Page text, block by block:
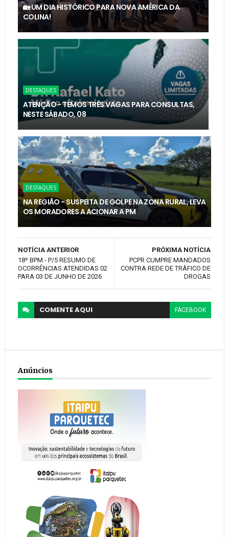
🏡 UM DIA HISTÓRICO PARA NOVA AMÉRICA DA
COLINA!
DESTAQUES
ATENÇÃO - TEMOS TRÊS VAGAS PARA CONSULTAS,
NESTE SÁBADO, 08
DESTAQUES
NA REGIÃO - SUSPEITA DE GOLPE NA ZONA RURAL, LEVA
OS MORADORES A ACIONAR A PM
PRÓXIMA NOTÍCIA
PCPR CUMPRE MANDADOS
CONTRA REDE DE TRÁFICO DE
DROGAS
NOTÍCIA ANTERIOR
18º BPM - P/5 RESUMO DE
OCORRÊNCIAS ATENDIDAS 02
PARA 03 DE JUNHO DE 2026
COMENTEAQUI FACEBOOK
Anúncios